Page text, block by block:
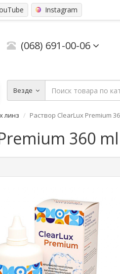
Instagram
(068) 691-00-06
Везде
линз Раствор ClearLux Premium
360 ml